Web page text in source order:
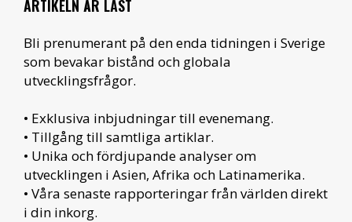
ARTIKELN ÄR LÅST
Bli prenumerant på den enda tidningen i Sverige
som bevakar bistånd och globala
utvecklingsfrågor.
• Exklusiva inbjudningar till evenemang.
• Tillgång till samtliga artiklar.
• Unika och fördjupande analyser om
utvecklingen i Asien, Afrika och Latinamerika.
• Våra senaste rapporteringar från världen direkt
i din inkorg.